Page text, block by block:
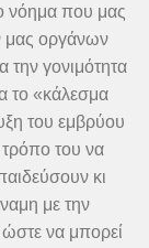
νόημα που μας
μας οργάνων
την γονιμότητα
το «κάλεσμα
του εμβρύου
του να
κι
με την
ώστε να μπορεί